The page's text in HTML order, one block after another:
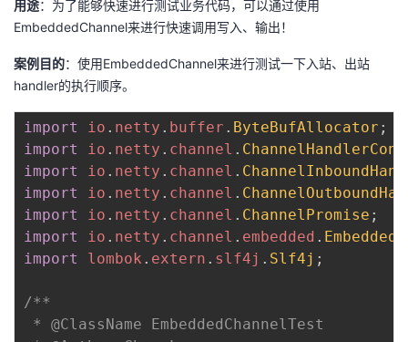
用途：为了能够快速进行测试业务代码，可以通过使用
EmbeddedChannel来进行快速调用写入、输出！
案例目的：使用EmbeddedChannel来进行测试一下入站、出站
handler的执行顺序。
import io . netty . buffer . ByteBufAllocator ;
import
io . netty . channel .
import
io . netty . channel .
import
io . netty . channel .
import
io . netty . channel . ChannelPromise ;
import
io . netty . channel . embedded .
import
lombok . extern . slf4j . Slf4j ;
/**
* @ClassName EmbeddedChannelTest